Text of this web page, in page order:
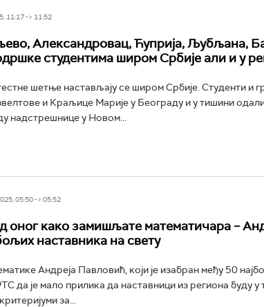
11:17 -> 11:52
Александровац, Ћуприја, Љубљана,
студентима широм Србије али и у
шетње настављају се широм Србије. Студенти и
и Краљице Марије у Београду и у тишини
надстрешнице у Новом...
05:50 -> 05:52
оног како замишљате математичара –
наставника на свету
Андреја Павловић, који је изабран међу 50
да је мало прилика да наставници из региона буду
за...